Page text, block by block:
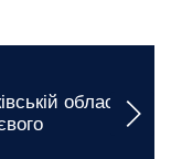
області з